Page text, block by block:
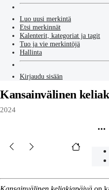
Luo uusi merkintä
Etsi merkinnät
Kalenterit, kategoriat ja tagit
Tuo ja vie merkintöjä
Hallinta
Kirjaudu sisään
Kansainvälinen
2024